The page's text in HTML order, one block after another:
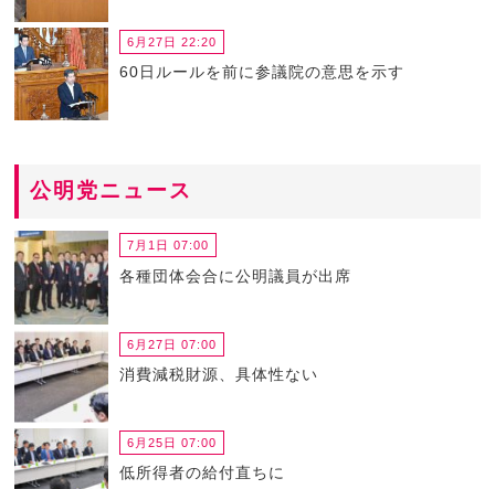
6月27日 22:20
60日ルールを前に参議院の意思を示す
公明党ニュース
7月1日 07:00
各種団体会合に公明議員が出席
6月27日 07:00
消費減税財源、具体性ない
6月25日 07:00
低所得者の給付直ちに